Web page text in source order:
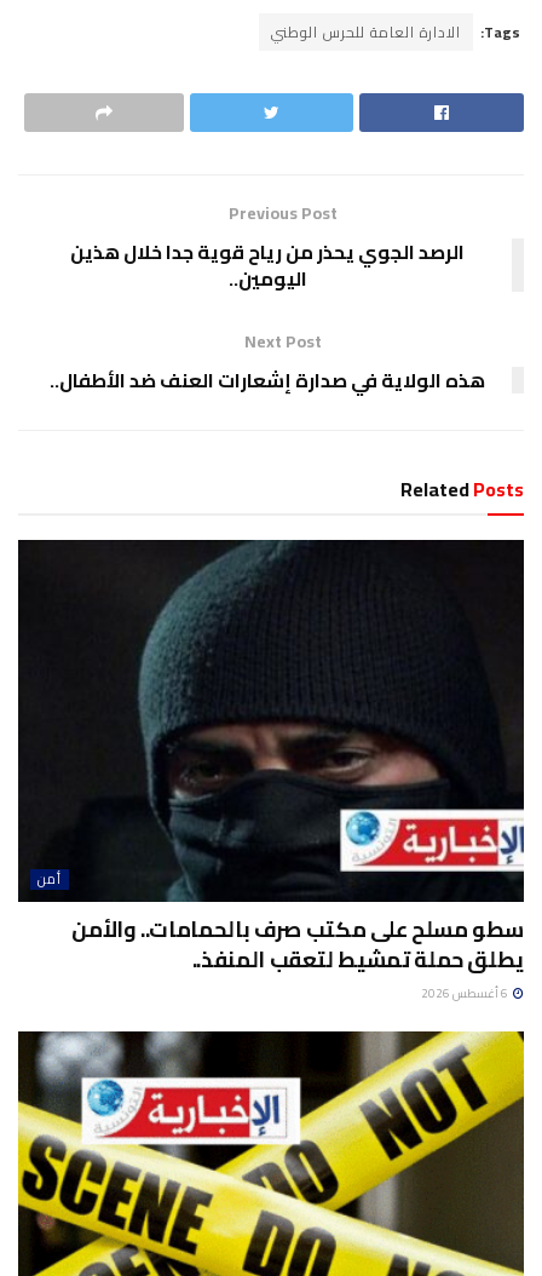
Tags: الادارة العامة للحرس الوطني
Previous Post
الرصد الجوي يحذر من رياح قوية جدا خلال هذين
اليومين..
Next Post
هذه الولاية في صدارة إشعارات العنف ضد الأطفال..
RelatedPosts
أمن
سطو مسلح على مكتب صرف بالحمامات.. والأمن
يطلق حملة تمشيط لتعقب المنفذ..